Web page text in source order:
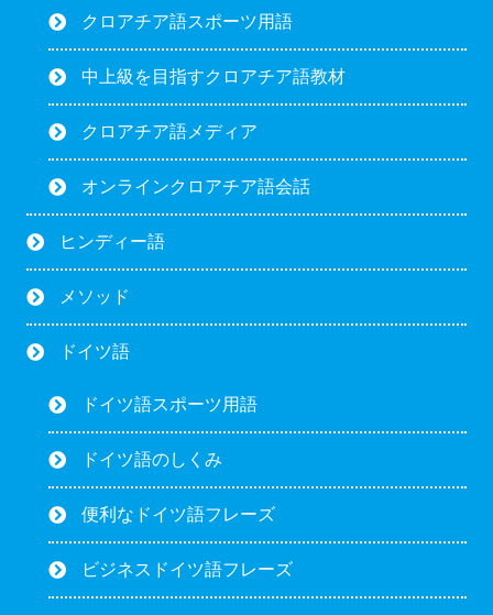
クロアチア語スポーツ用語
中上級を目指すクロアチア語教材
クロアチア語メディア
オンラインクロアチア語会話
ヒンディー語
メソッド
ドイツ語
ドイツ語スポーツ用語
ドイツ語のしくみ
便利なドイツ語フレーズ
ビジネスドイツ語フレーズ